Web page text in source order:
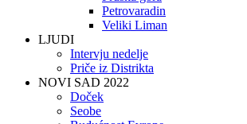
Petrovaradin
Veliki Liman
LJUDI
Intervju nedelje
Priče iz Distrikta
NOVI SAD 2022
Doček
Seobe